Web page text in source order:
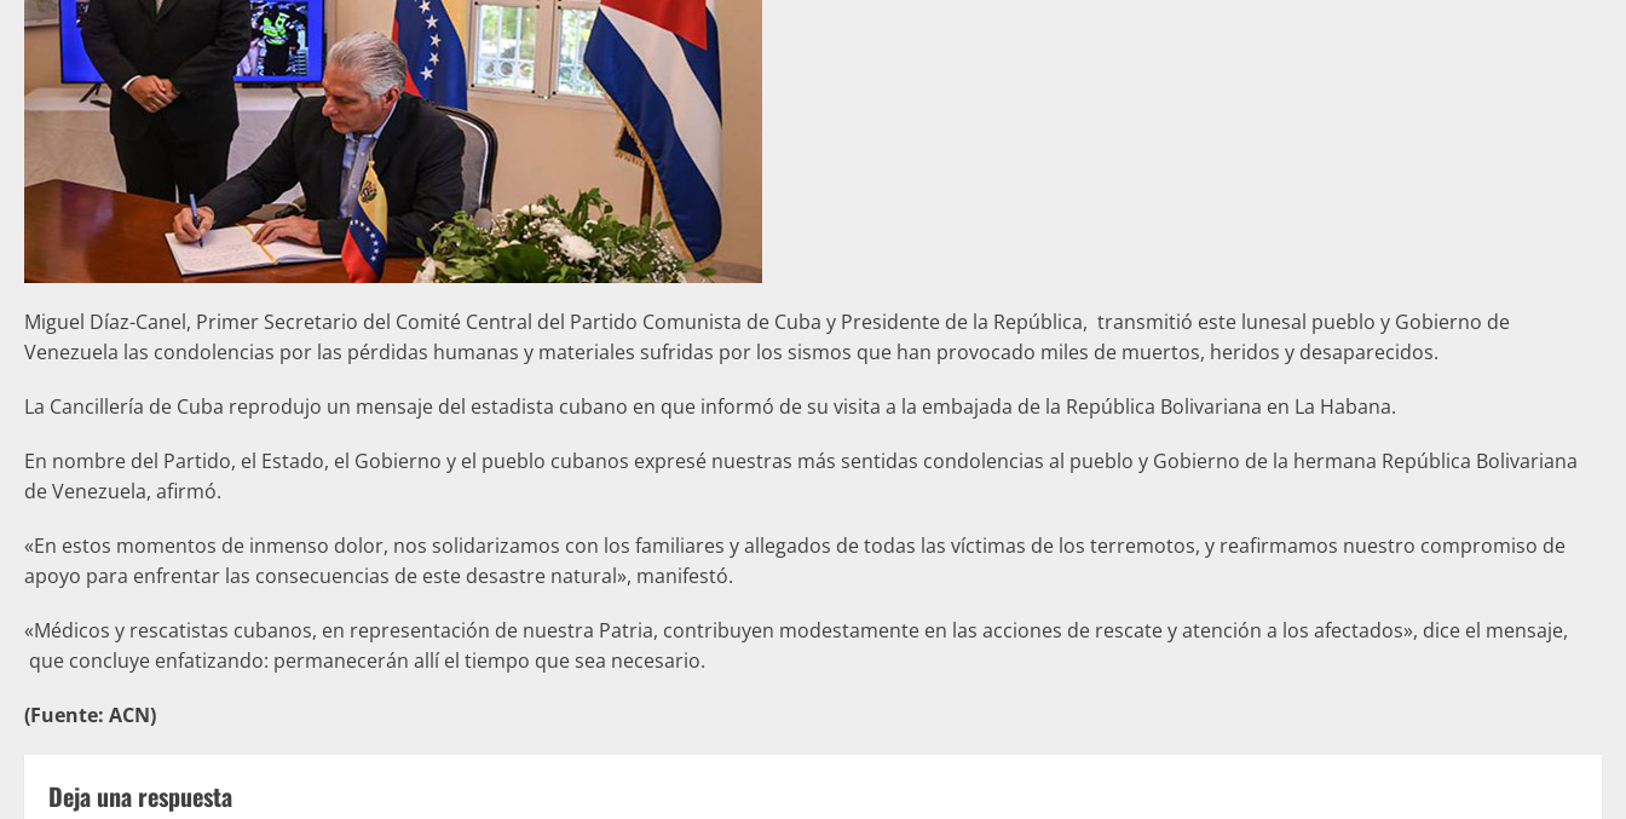
Miguel Díaz-Canel, Primer Secretario del Comité Central del Partido Comunista de Cuba y Presidente de la República, transmitió este lunesal pueblo y Gobierno de
Venezuela las condolencias por las pérdidas humanas y materiales sufridas por los sismos que han provocado miles de muertos, heridos y desaparecidos.
La Cancillería de Cuba reprodujo un mensaje del estadista cubano en que informó de su visita a la embajada de la República Bolivariana en La Habana.
En nombre del Partido, el Estado, el Gobierno y el pueblo cubanos expresé nuestras más sentidas condolencias al pueblo y Gobierno de la hermana República Bolivariana
de Venezuela, afirmó.
«En estos momentos de inmenso dolor, nos solidarizamos con los familiares y allegados de todas las víctimas de los terremotos, y reafirmamos nuestro compromiso de
apoyo para enfrentar las consecuencias de este desastre natural», manifestó.
«Médicos y rescatistas cubanos, en representación de nuestra Patria, contribuyen modestamente en las acciones de rescate y atención a los afectados», dice el mensaje,
que concluye enfatizando: permanecerán allí el tiempo que sea necesario.
(Fuente: ACN)
Deja una respuesta